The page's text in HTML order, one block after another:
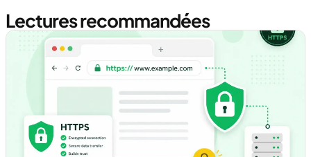
Lectures recommandées